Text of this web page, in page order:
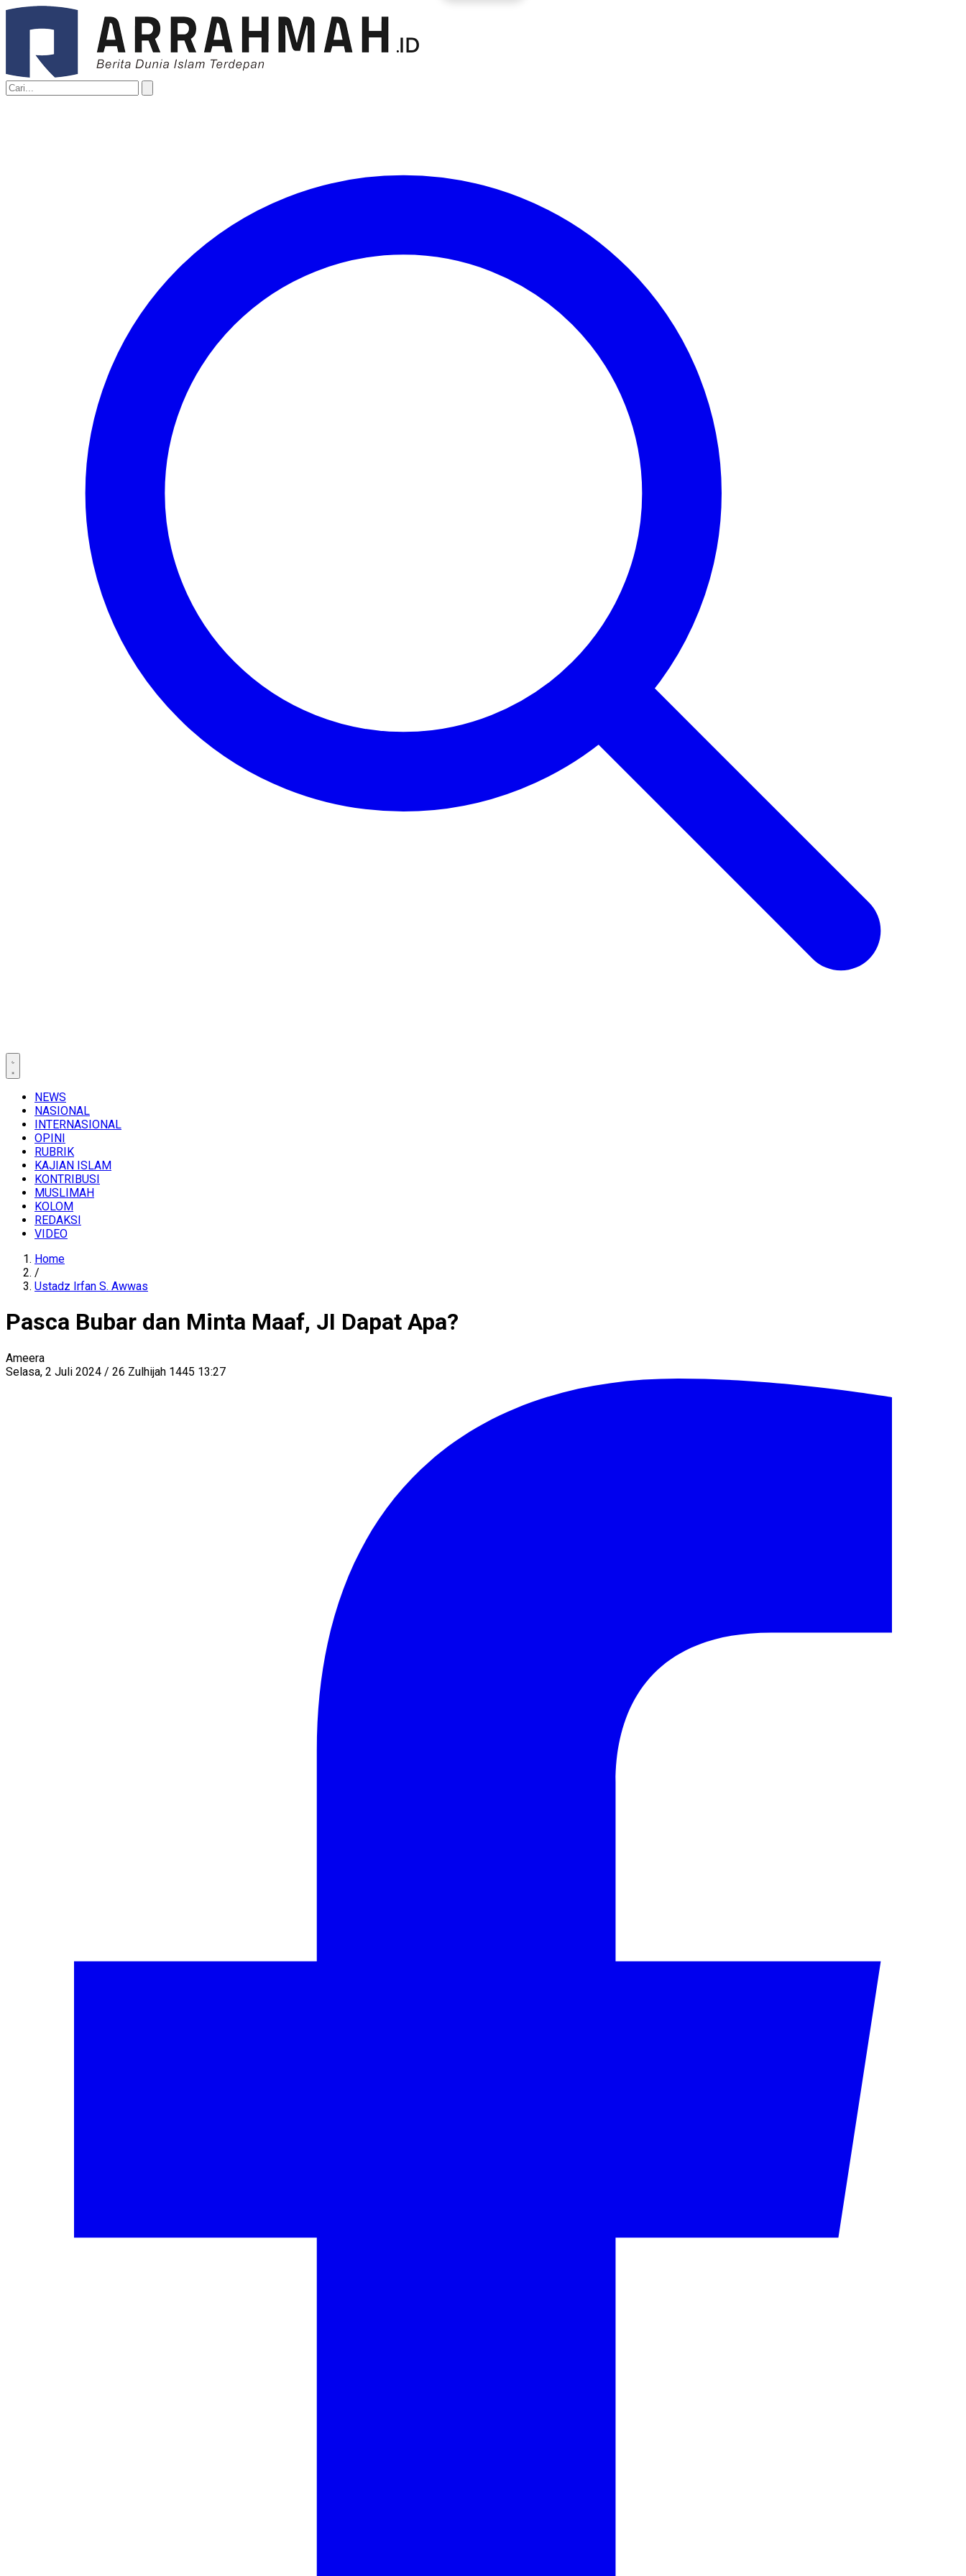
NEWS
NASIONAL
INTERNASIONAL
OPINI
RUBRIK
KAJIAN ISLAM
KONTRIBUSI
MUSLIMAH
KOLOM
REDAKSI
VIDEO
Home
/
Ustadz Irfan S. Awwas
Pasca Bubar dan Minta Maaf, JI Dapat Apa?
Ameera
Selasa, 2 Juli 2024 / 26 Zulhijah 1445 13:27